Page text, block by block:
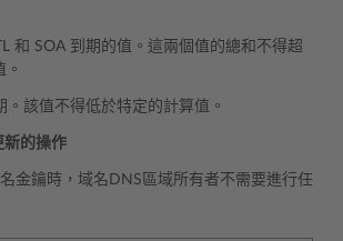
和 SOA 到期的值。這兩個值的總和不得超
。該值不得低於特定的計算值。
新的操作
金鑰時，域名DNS區域所有者不需要進行任